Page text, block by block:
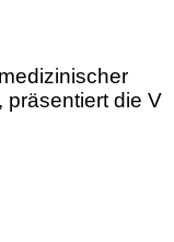
präsentiert die V